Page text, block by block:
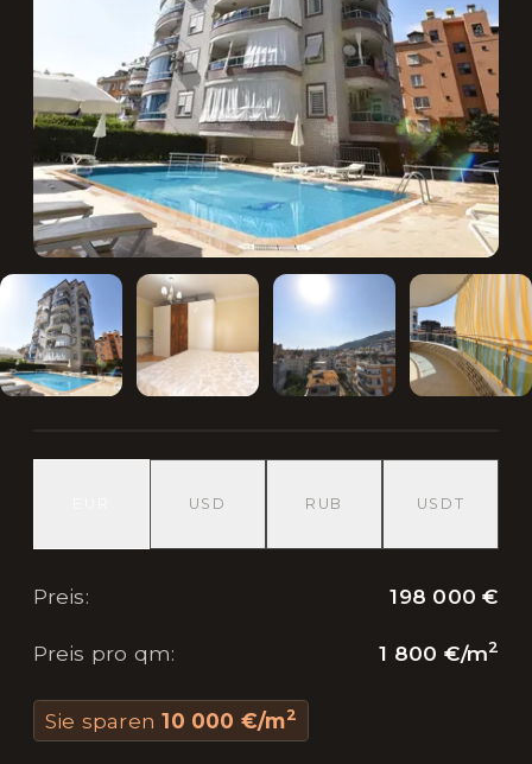
USD RUB USDT
Preis: 198 000 €
Preis pro qm: 1 800 €/m2
Sie sparen 10 000 €/m2